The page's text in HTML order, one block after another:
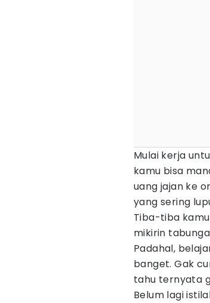
Mulai kerja
kamu bisa
uang jajan ke
yang sering
Tiba-tiba
mikirin
Padahal,
banget. Gak
tahu ternyata
Belum lagi